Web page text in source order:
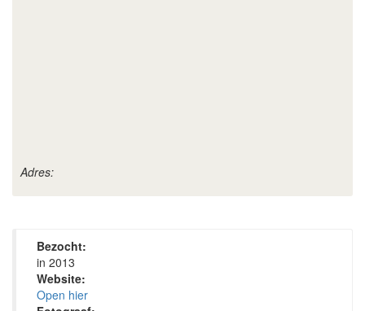
Adres:
Bezocht:
in 2013
Website:
Open hier